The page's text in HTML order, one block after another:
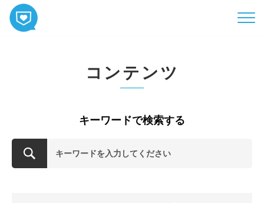
お知らせ
コンテンツ
キーワードで検索する